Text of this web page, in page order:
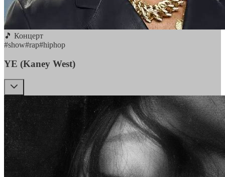
🎵 Концерт
#show#rap#hiphop
YE (Kaney West)